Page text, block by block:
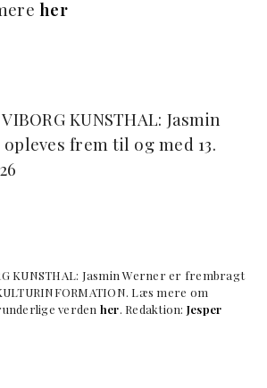
her
KUNSTHAL: Jasmin
frem til og med 13.
KUNSTHAL: Jasmin Werner er frembragt
Læs mere om
verden her. Redaktion: Jesper